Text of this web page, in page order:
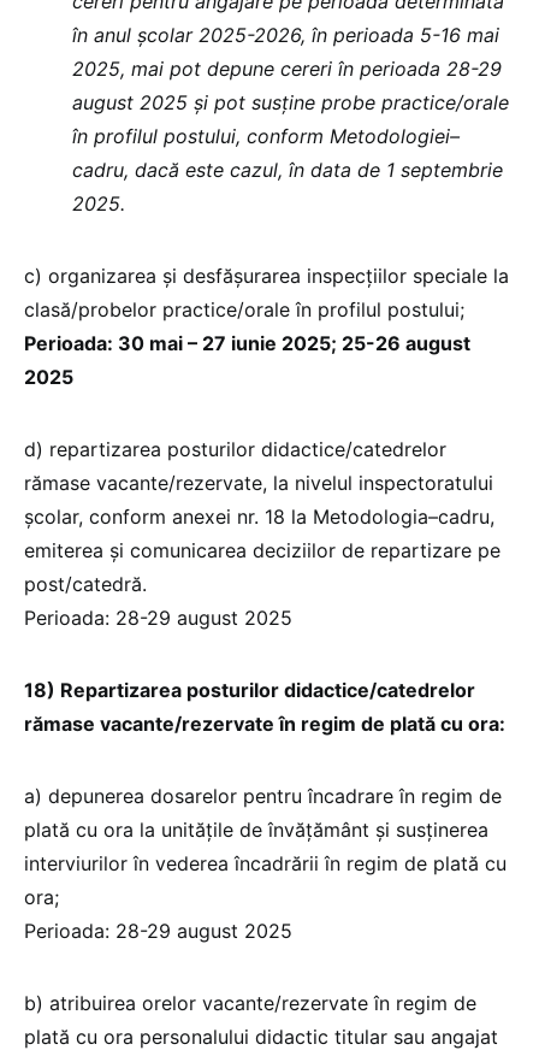
în anul școlar 2025-2026, în perioada 5-16 mai
2025, mai pot depune cereri în perioada 28-29
august 2025 și pot susține probe practice/orale
în profilul postului, conform Metodologiei–
cadru, dacă este cazul, în data de 1 septembrie
2025.
c) organizarea și desfășurarea inspecțiilor speciale la
clasă/probelor practice/orale în profilul postului;
Perioada: 30 mai – 27 iunie 2025; 25-26 august
2025
d) repartizarea posturilor didactice/catedrelor
rămase vacante/rezervate, la nivelul inspectoratului
școlar, conform anexei nr. 18 la Metodologia–cadru,
emiterea și comunicarea deciziilor de repartizare pe
post/catedră.
Perioada: 28-29 august 2025
18) Repartizarea posturilor didactice/catedrelor
rămase vacante/rezervate în regim de plată cu ora:
a) depunerea dosarelor pentru încadrare în regim de
plată cu ora la unitățile de învățământ și susținerea
interviurilor în vederea încadrării în regim de plată cu
ora;
Perioada: 28-29 august 2025
b) atribuirea orelor vacante/rezervate în regim de
plată cu ora personalului didactic titular sau angajat